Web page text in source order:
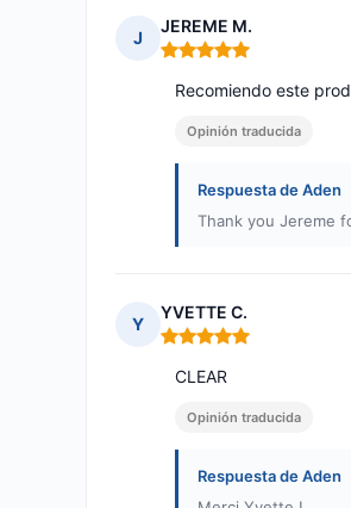
J
JEREME M.
Nota: 5 de 5
Recomiendo este
Opinión traducida
Respuesta de Aden
Thank you Jereme
Y
YVETTE C.
Nota: 5 de 5
CLEAR
Opinión traducida
Respuesta de Aden